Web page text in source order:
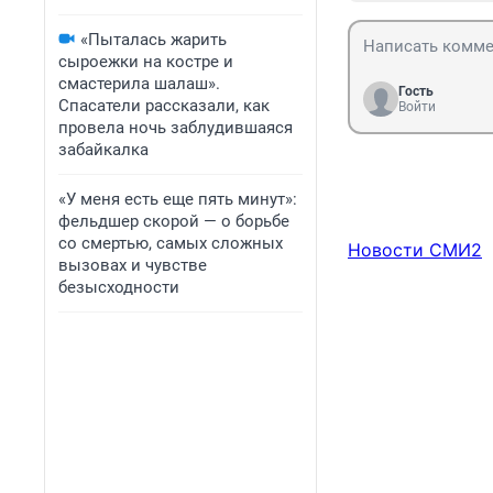
«Пыталась жарить
сыроежки на костре и
смастерила шалаш».
Спасатели рассказали, как
провела ночь заблудившаяся
забайкалка
«У меня есть еще пять минут»:
фельдшер скорой — о борьбе
со смертью, самых сложных
вызовах и чувстве
безысходности
Гость
Войти
Новости СМИ2